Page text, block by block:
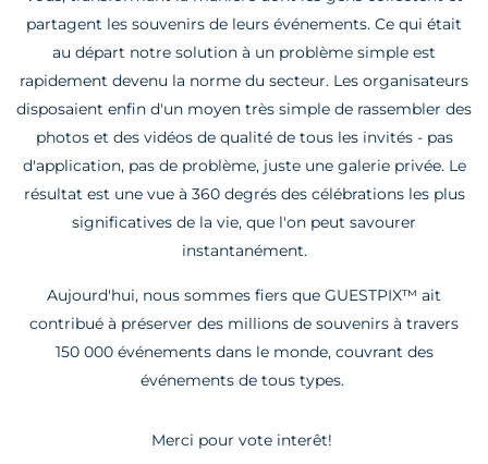
partagent les souvenirs de leurs événements. Ce qui était
au départ notre solution à un problème simple est
rapidement devenu la norme du secteur. Les organisateurs
disposaient enfin d'un moyen très simple de rassembler des
photos et des vidéos de qualité de tous les invités - pas
d'application, pas de problème, juste une galerie privée. Le
résultat est une vue à 360 degrés des célébrations les plus
significatives de la vie, que l'on peut savourer
instantanément.
Aujourd'hui, nous sommes fiers que GUESTPIX™ ait
contribué à préserver des millions de souvenirs à travers
150 000 événements dans le monde, couvrant des
événements de tous types.
Merci pour vote interêt!